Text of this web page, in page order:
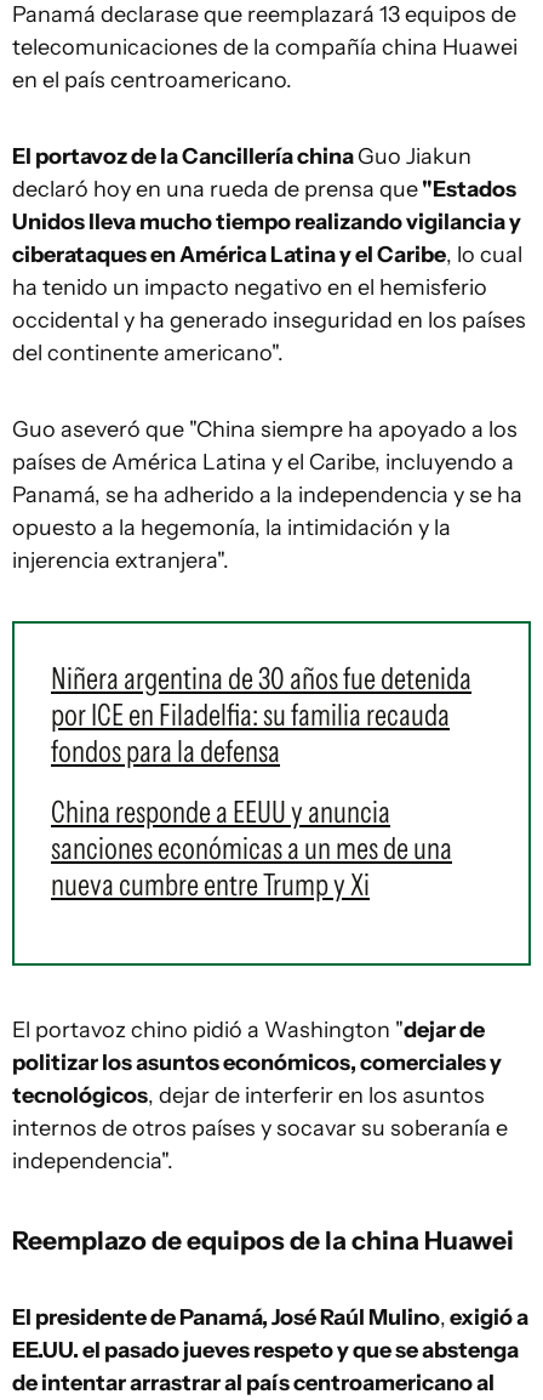
Panamá declarase que reemplazará 13 equipos de
telecomunicaciones de la compañía china Huawei
en el país centroamericano.
El portavoz de la Cancillería chinaGuo Jiakun
declaró hoy en una rueda de prensa que"Estados
Unidos lleva mucho tiempo realizando vigilancia y
ciberataques en América Latina y el Caribe, lo cual
ha tenido un impacto negativo en el hemisferio
occidental y ha generado inseguridad en los países
del continente americano".
Guo aseveró que "China siempre ha apoyado a los
países de América Latina y el Caribe, incluyendo a
Panamá, se ha adherido a la independencia y se ha
opuesto a la hegemonía, la intimidación y la
injerencia extranjera".
Niñera argentina de 30 años fue detenida
por ICE en Filadelfia: su familia recauda
fondos para la defensa
China responde a EEUU y anuncia
sanciones económicas a un mes de una
nueva cumbre entre Trump y Xi
El portavoz chino pidió a Washington "dejar de
politizar los asuntos económicos, comerciales y
tecnológicos, dejar de interferir en los asuntos
internos de otros países y socavar su soberanía e
independencia".
Reemplazo de equipos de la china Huawei
El presidente de Panamá, José Raúl Mulino,exigió a
EE.UU. el pasado jueves respeto y que se abstenga
de intentar arrastrar al país centroamericano al